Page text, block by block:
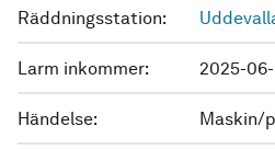
Räddningsstation:
Larm inkommer: 2025-
Händelse: Maskin/